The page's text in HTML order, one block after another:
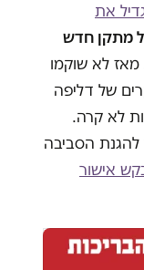
את
מיום הקמתו של מתקן חדש
מאז לא שוקמו
נסגרה כל בריכה. רק בשנים שבין 2012 ל-2015 היו 11 מקרים של דליפה
לא קרה.
להגנת הסביבה
אישור